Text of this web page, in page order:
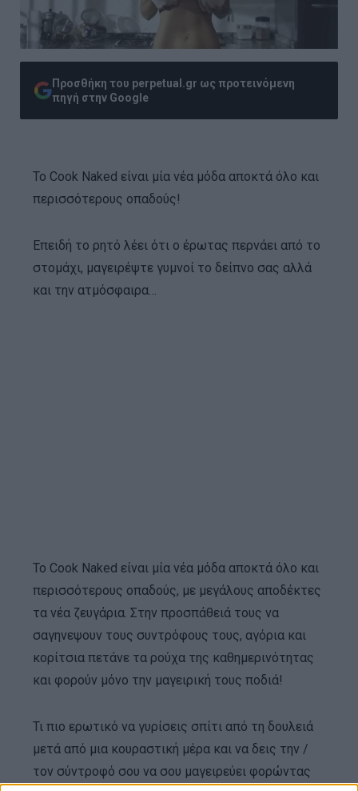
Προσθήκη του perpetual.gr ως προτεινόμενη
πηγή στην Google
Το Cook Naked είναι μία νέα μόδα αποκτά όλο και
περισσότερους οπαδούς!
Επειδή το ρητό λέει ότι ο έρωτας περνάει από το
στομάχι, μαγειρέψτε γυμνοί το δείπνο σας αλλά
και την ατμόσφαιρα…
Το Cook Naked είναι μία νέα μόδα αποκτά όλο και
περισσότερους οπαδούς, με μεγάλους αποδέκτες
τα νέα ζευγάρια. Στην προσπάθειά τους να
σαγηνεψουν τους συντρόφους τους, αγόρια και
κορίτσια πετάνε τα ρούχα της καθημερινότητας
και φορούν μόνο την μαγειρική τους ποδιά!
Τι πιο ερωτικό να γυρίσεις σπίτι από τη δουλειά
μετά από μια κουραστική μέρα και να δεις την /
τον σύντροφό σου να σου μαγειρεύει φορώντας